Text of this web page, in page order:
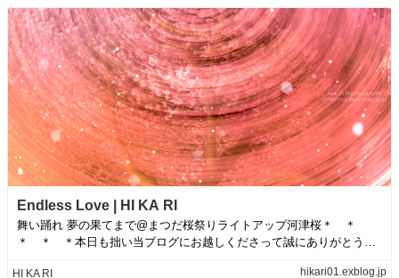
Endless Love | HI KA RI
舞い踊れ 夢の果てまで@まつだ桜祭りライトアップ河津桜＊ ＊
＊ ＊ ＊本日も拙い当ブログにお越しくださって誠にありがとうご
HI KA RI hikari01.exblog.jp